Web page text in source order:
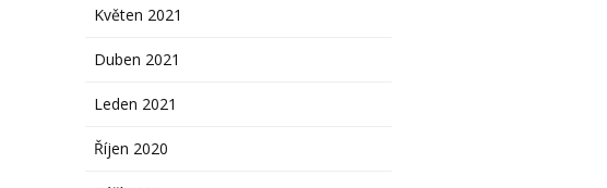
Květen 2021
Duben 2021
Leden 2021
Říjen 2020